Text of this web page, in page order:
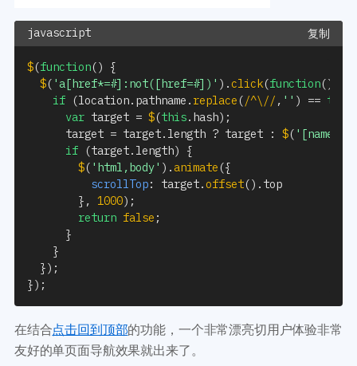
复制
$(function()
{
$( 'a[href*=#]:not([href=#])' ) .click(function()
if (location. pathname . replace(/^\// , '' ) == this
var target = $(this. hash) ;
      target
= target. length ? target : $( '[name='
if (target. length)
{
$( 'html,body' ) .animate({
scrollTop: target.offset() . top
} , 1000) ;
return false ;
}
}
}) ;
}) ;
在结合点击回到顶部的功能，一个非常漂亮切用户体验非常
友好的单页面导航效果就出来了。